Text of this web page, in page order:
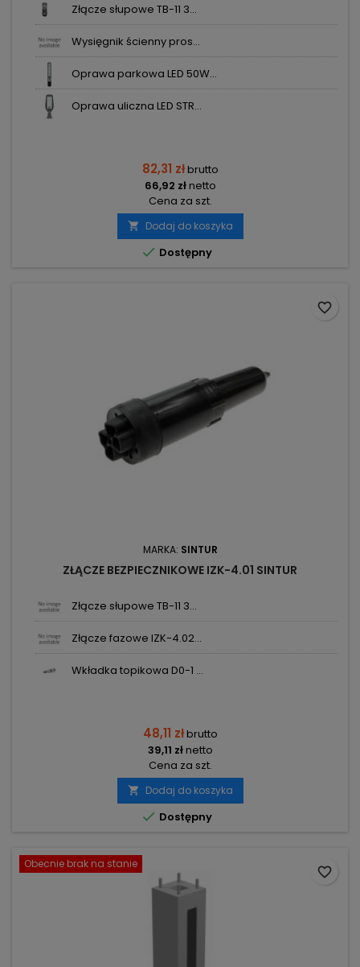
Złącze słupowe TB-11 3...
Wysięgnik ścienny pros...
Oprawa parkowa LED 50W...
Oprawa uliczna LED STR...
82,31 złbrutto
66,92 złnetto
Cena za szt.
 Dodaj do koszyka
 Dostępny
MARKA: SINTUR
ZŁĄCZE BEZPIECZNIKOWE IZK-4.01 SINTUR
Złącze słupowe TB-11 3...
Złącze fazowe IZK-4.02...
Wkładka topikowa D0-1 ...
48,11 złbrutto
39,11 złnetto
Cena za szt.
 Dodaj do koszyka
 Dostępny
favorite_border
Obecnie brak na stanie
favorite_border